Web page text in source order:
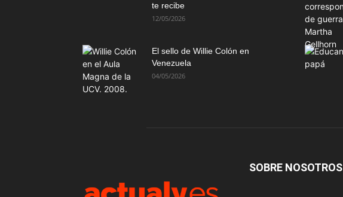
te recibe
12/05/2026
El sello de Willie Colón en
Venezuela
04/05/2026
SOBRE NOSOTROS